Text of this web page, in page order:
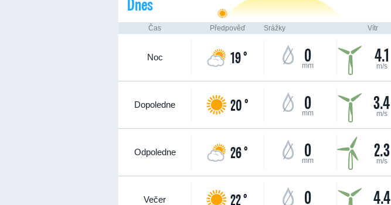
Čas Předpověď Srážky Vítr
Noc 19 ° 0
mm 4.1
m/s
Dopoledne 20 ° 0
mm 3.4
m/s
Odpoledne 26 ° 0
mm 2.3
m/s
Večer 22 ° 0 4.4